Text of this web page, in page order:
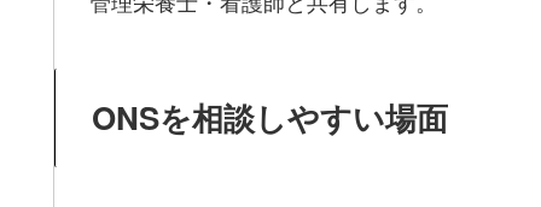
ONSを相談しやすい場面